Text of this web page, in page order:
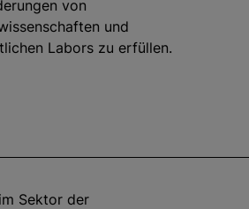
von
und
Labors zu erfüllen.
Sektor der